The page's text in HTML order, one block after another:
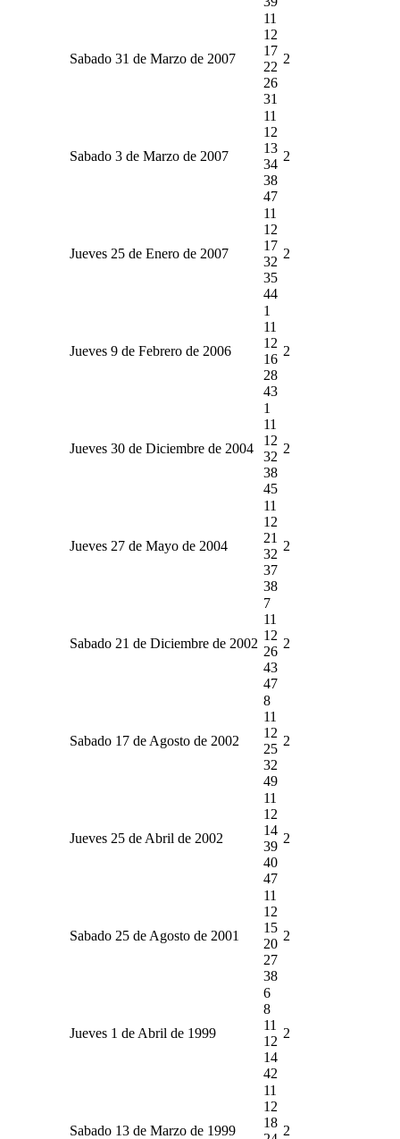
Sabado 31 de Marzo de 2007
11
12
17
22
26
31
2
Sabado 3 de Marzo de 2007
11
12
13
34
38
47
2
Jueves 25 de Enero de 2007
11
12
17
32
35
44
2
Jueves 9 de Febrero de 2006
1
11
12
16
28
43
2
Jueves 30 de Diciembre de 2004
1
11
12
32
38
45
2
Jueves 27 de Mayo de 2004
11
12
21
32
37
38
2
Sabado 21 de Diciembre de 2002
7
11
12
26
43
47
2
Sabado 17 de Agosto de 2002
8
11
12
25
32
49
2
Jueves 25 de Abril de 2002
11
12
14
39
40
47
2
Sabado 25 de Agosto de 2001
11
12
15
20
27
38
2
Jueves 1 de Abril de 1999
6
8
11
12
14
42
2
Sabado 13 de Marzo de 1999
11
12
18
2